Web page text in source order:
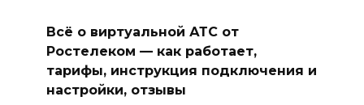
Всё о виртуальной АТС от
Ростелеком — как работает,
тарифы, инструкция подключения и
настройки, отзывы